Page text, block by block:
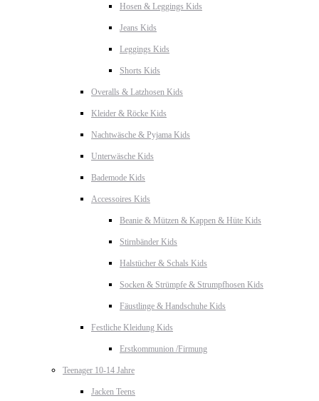
Hosen & Leggings Kids
Jeans Kids
Leggings Kids
Shorts Kids
Overalls & Latzhosen Kids
Kleider & Röcke Kids
Nachtwäsche & Pyjama Kids
Unterwäsche Kids
Bademode Kids
Accessoires Kids
Beanie & Mützen & Kappen & Hüte Kids
Stirnbänder Kids
Halstücher & Schals Kids
Socken & Strümpfe & Strumpfhosen Kids
Fäustlinge & Handschuhe Kids
Festliche Kleidung Kids
Erstkommunion /Firmung
Teenager 10-14 Jahre
Jacken Teens